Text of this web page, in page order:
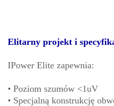
Elitarny projekt i
IPower Elite zapewnia:
• Poziom szumów <1uV
• Specjalną konstrukcję